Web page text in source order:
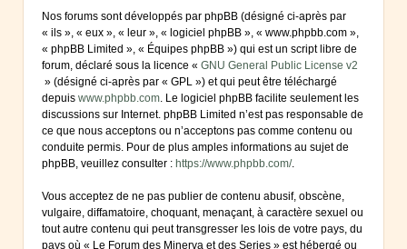
Nos forums sont développés par phpBB (désigné ci-après par
« ils », « eux », « leur », « logiciel phpBB », « www.phpbb.com »,
« phpBB Limited », « Équipes phpBB ») qui est un script libre de
forum, déclaré sous la licence « GNU General Public License v2
» (désigné ci-après par « GPL ») et qui peut être téléchargé
depuis www.phpbb.com. Le logiciel phpBB facilite seulement les
discussions sur Internet. phpBB Limited n’est pas responsable de
ce que nous acceptons ou n’acceptons pas comme contenu ou
conduite permis. Pour de plus amples informations au sujet de
phpBB, veuillez consulter : https://www.phpbb.com/.
Vous acceptez de ne pas publier de contenu abusif, obscène,
vulgaire, diffamatoire, choquant, menaçant, à caractère sexuel ou
tout autre contenu qui peut transgresser les lois de votre pays, du
pays où « Le Forum des Minerva et des Series » est hébergé ou